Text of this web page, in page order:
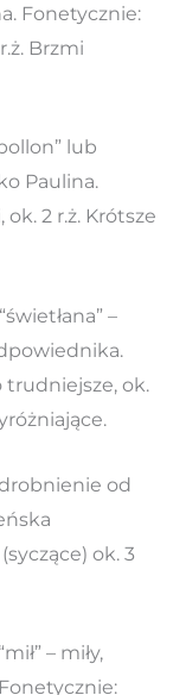
Fonetycznie:
Brzmi
lub
Paulina.
ok. 2 r.ż. Krótsze
–
trudniejsze, ok.
od
ok. 3
– miły,